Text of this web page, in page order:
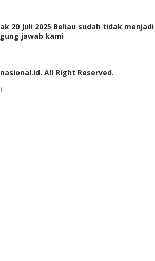
20 Juli 2025 Beliau sudah tidak
jawab kami
All Right Reserved.